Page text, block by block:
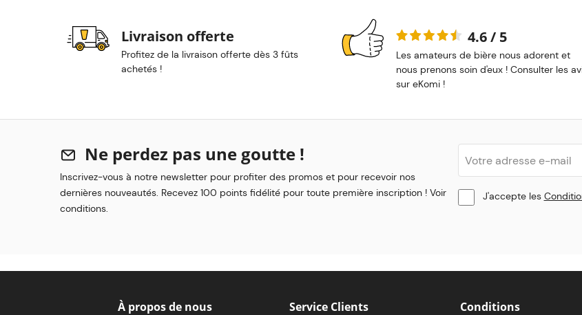
Livraison offerte
Profitez de la livraison offerte dès 3 fûts
achetés !
4.6 / 5
Les amateurs de bière nous adorent et
nous prenons soin d'eux ! Consulter les
sur eKomi !
Ne perdez pas une goutte !
Inscrivez-vous à notre newsletter pour profiter des promos et pour recevoir nos
dernières nouveautés. Recevez 100 points fidélité pour toute première inscription ! Voir
conditions.
J'accepte les
À propos de nous Service Clients Conditions